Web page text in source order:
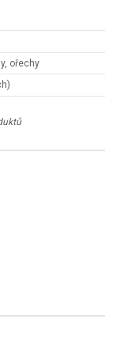
ořechy